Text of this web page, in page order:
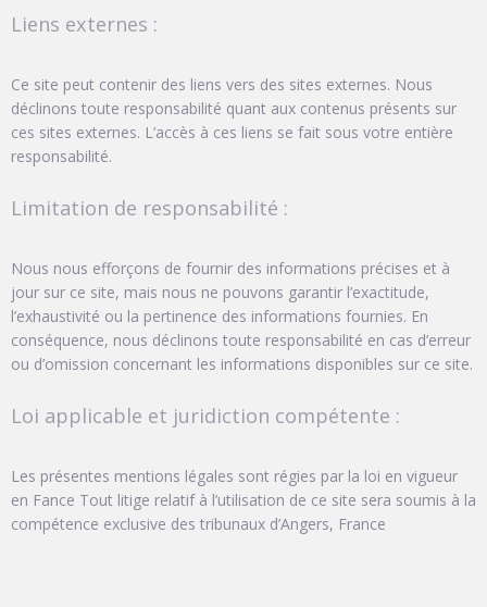
Liens externes :
Ce site peut contenir des liens vers des sites externes. Nous
déclinons toute responsabilité quant aux contenus présents sur
ces sites externes. L’accès à ces liens se fait sous votre entière
responsabilité.
Limitation de responsabilité :
Nous nous efforçons de fournir des informations précises et à
jour sur ce site, mais nous ne pouvons garantir l’exactitude,
l’exhaustivité ou la pertinence des informations fournies. En
conséquence, nous déclinons toute responsabilité en cas d’erreur
ou d’omission concernant les informations disponibles sur ce site.
Loi applicable et juridiction compétente :
Les présentes mentions légales sont régies par la loi en vigueur
en Fance Tout litige relatif à l’utilisation de ce site sera soumis à la
compétence exclusive des tribunaux d’Angers, France